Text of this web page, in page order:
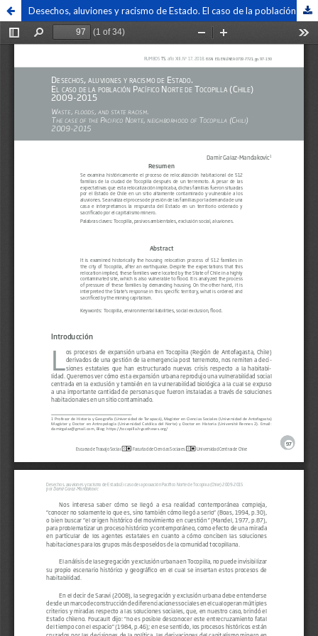
Desechos, aluviones y racismo de Estado. El caso de la población Pacífico Norte de Tocopilla (Chile) 2009-2015 / Waste, floods, and state racism. The case of the Pacifico Norte, neighborhood of Tocopilla (Chili) 2009-2015